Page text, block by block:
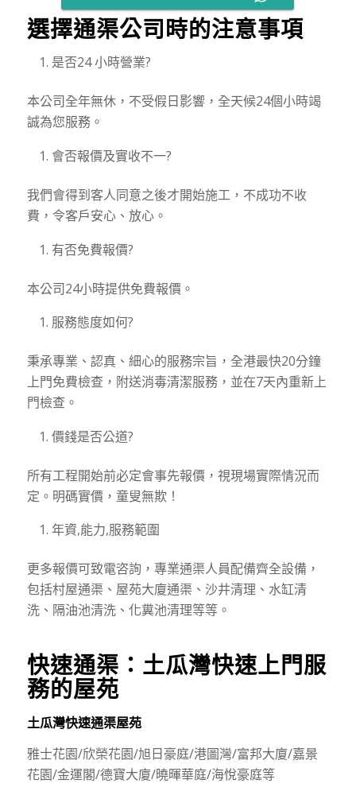
選擇通渠公司時的注意事項
是否24 小時營業?
本公司全年無休，不受假日影響，全天候24個小時竭
誠為您服務。
會否報價及實收不一?
我們會得到客人同意之後才開始施工，不成功不收
費，令客戶安心、放心。
有否免費報價?
本公司24小時提供免費報價。
服務態度如何?
秉承專業、認真、細心的服務宗旨，全港最快20分鐘
上門免費檢查，附送消毒清潔服務，並在7天內重新上
門檢查。
價錢是否公道?
所有工程開始前必定會事先報價，視現場實際情況而
定。明碼實價，童叟無欺！
年資,能力,服務範圍
更多報價可致電咨詢，專業通渠人員配備齊全設備，
包括村屋通渠、屋苑大廈通渠、沙井清理、水缸清
洗、隔油池清洗、化糞池清理等等。
快速通渠： 土瓜灣快速上門服
務的屋苑
土瓜灣快速通渠屋苑
雅士花園/欣榮花園/旭日豪庭/港圖灣/富邦大廈/嘉景
花園/金運閣/德寶大廈/曉暉華庭/海悅豪庭等